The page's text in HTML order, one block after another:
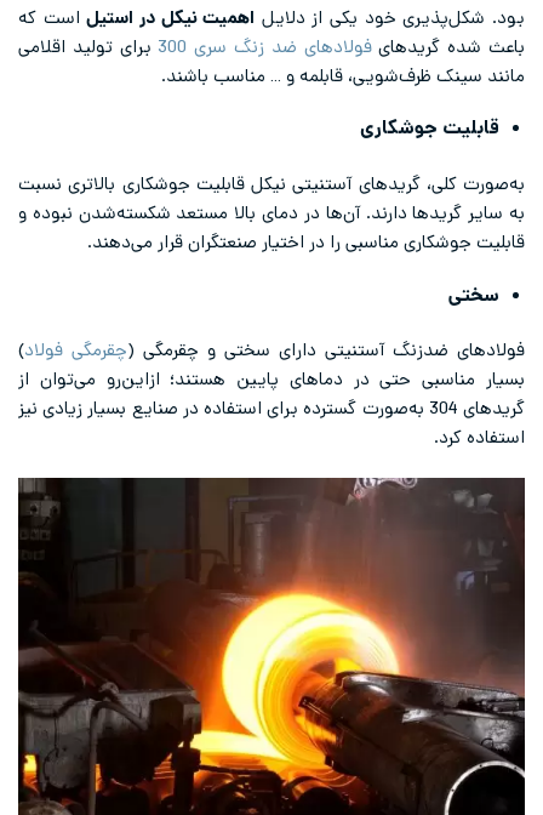
بود. شکل‌پذیری خود یکی از دلایل اهمیت نیکل در استیلاست که
باعث شده گریدهایفولادهای ضد زنگ سری 300
برای تولید اقلامی
مانند سینک ظرف‌شویی، قابلمه و … مناسب باشند.
قابلیت جوشکاری
به‌صورت کلی، گریدهای آستنیتی نیکل قابلیت جوشکاری بالاتری نسبت
به سایر گریدها دارند. آن‌ها در دمای بالا مستعد شکسته‌شدن نبوده و
قابلیت جوشکاری مناسبی را در اختیار صنعتگران قرار می‌دهند.
سختی
فولادهای ضدزنگ آستنیتی دارای سختی و چقرمگی (چقرمگی فولاد)
بسیار مناسبی حتی در دماهای پایین هستند؛ ازاین‌رو می‌توان از
گریدهای 304 به‌صورت گسترده برای استفاده در صنایع بسیار زیادی نیز
استفاده کرد.